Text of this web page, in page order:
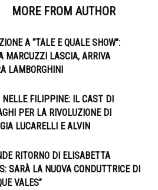
MORE FROM AUTHOR
A “TALE E QUALE SHOW”:
MARCUZZI LASCIA, ARRIVA
LAMBORGHINI
NELLE FILIPPINE: IL CAST DI
PER LA RIVOLUZIONE DI
LUCARELLI E ALVIN
RITORNO DI ELISABETTA
SARÀ LA NUOVA CONDUTTRICE DI
VALES”